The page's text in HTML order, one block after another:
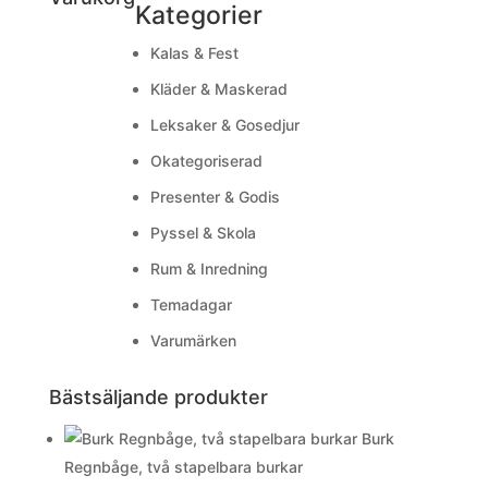
Kategorier
Kalas & Fest
Kläder & Maskerad
Leksaker & Gosedjur
Okategoriserad
Presenter & Godis
Pyssel & Skola
Rum & Inredning
Temadagar
Varumärken
Bästsäljande produkter
Burk
Regnbåge, två stapelbara burkar